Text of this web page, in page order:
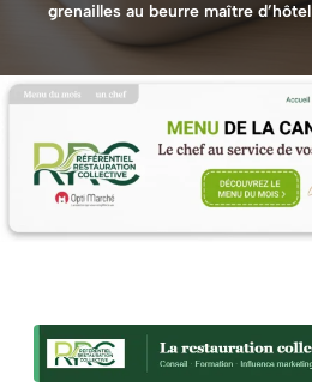
grenailles au beurre maître d’hôtel